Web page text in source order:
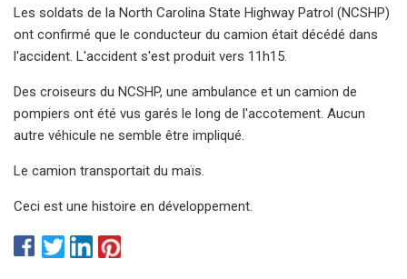
Les soldats de la North Carolina State Highway Patrol (NCSHP)
ont confirmé que le conducteur du camion était décédé dans
l'accident. L'accident s'est produit vers 11h15.
Des croiseurs du NCSHP, une ambulance et un camion de
pompiers ont été vus garés le long de l'accotement. Aucun
autre véhicule ne semble être impliqué.
Le camion transportait du maïs.
Ceci est une histoire en développement.